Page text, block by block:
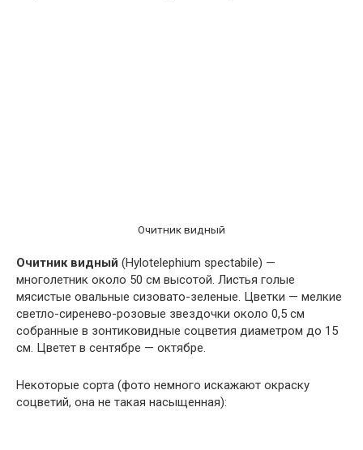
Очитник видный
Очитник видный (Hylotelephium spectabile) —
многолетник около 50 см высотой. Листья голые
мясистые овальные сизовато-зеленые. Цветки — мелкие
светло-сиренево-розовые звездочки около 0,5 см
собранные в зонтиковидные соцветия диаметром до 15
см. Цветет в сентябре — октябре.
Некоторые сорта (фото немного искажают окраску
соцветий, она не такая насыщенная):